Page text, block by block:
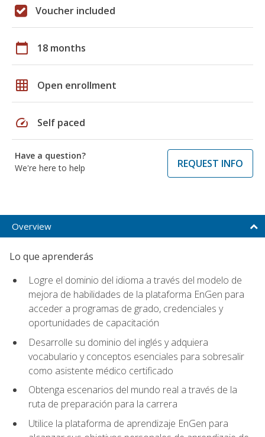
Voucher included
calendar_today 18 months
grid_on Open enrollment
speed Self paced
Have a question?
We're here to help
REQUEST INFO
Overview
Lo que aprenderás
Logre el dominio del idioma a través del modelo de
mejora de habilidades de la plataforma EnGen para
acceder a programas de grado, credenciales y
oportunidades de capacitación
Desarrolle su dominio del inglés y adquiera
vocabulario y conceptos esenciales para sobresalir
como asistente médico certificado
Obtenga escenarios del mundo real a través de la
ruta de preparación para la carrera
Utilice la plataforma de aprendizaje EnGen para